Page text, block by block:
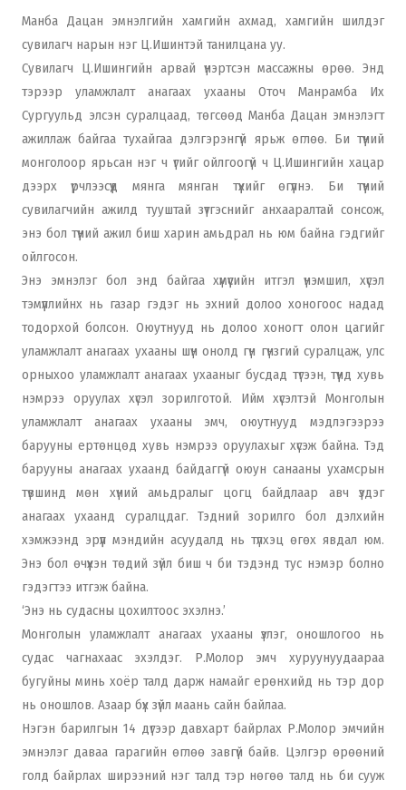
Манба Дацан эмнэлгийн хамгийн ахмад, хамгийн шилдэг
сувилагч нарын нэг Ц.Ишинтэй танилцана уу.
Сувилагч Ц.Ишингийн арвай үнэртсэн массажны өрөө. Энд
тэрээр уламжлалт анагаах ухааны Оточ Манрамба Их
Сургуульд элсэн суралцаад, төгсөөд Манба Дацан эмнэлэгт
ажиллаж байгаа тухайгаа дэлгэрэнгүй ярьж өглөө. Би түүний
монголоор ярьсан нэг ч үгийг ойлгоогүй ч Ц.Ишингийн хацар
дээрх үрчлээсүүд мянга мянган түүхийг өгүүлнэ. Би түүний
сувилагчийн ажилд тууштай зүтгэснийг анхааралтай сонсож,
энэ бол түүний ажил биш харин амьдрал нь юм байна гэдгийг
ойлгосон.
Энэ эмнэлэг бол энд байгаа хүмүүсийн итгэл үнэмшил, хүсэл
тэмүүллийнх нь газар гэдэг нь эхний долоо хоногоос надад
тодорхой болсон. Оюутнууд нь долоо хоногт олон цагийг
уламжлалт анагаах ухааны шүн онолд гүн гүнзгий суралцаж, улс
орныхоо уламжлалт анагаах ухааныг бусдад түгээн, түүнд хувь
нэмрээ оруулах хүсэл зорилготой. Ийм хүсэлтэй Монголын
уламжлалт анагаах ухааны эмч, оюутнууд мэдлэгээрээ
барууны ертөнцөд хувь нэмрээ оруулахыг хүсэж байна. Тэд
барууны анагаах ухаанд байдаггүй оюун санааны ухамсрын
түвшинд мөн хүний амьдралыг цогц байдлаар авч үздэг
анагаах ухаанд суралцдаг. Тэдний зорилго бол дэлхийн
хэмжээнд эрүүл мэндийн асуудалд нь түлхэц өгөх явдал юм.
Энэ бол өчүүхэн төдий зүйл биш ч би тэдэнд тус нэмэр болно
гэдэгтээ итгэж байна.
‘Энэ нь судасны цохилтоос эхэлнэ.’
Монголын уламжлалт анагаах ухааны үзлэг, оношлогоо нь
судас чагнахаас эхэлдэг. Р.Молор эмч хуруунуудаараа
бугуйны минь хоёр талд дарж намайг ерөнхийд нь тэр дор
нь оношлов. Азаар бүх зүйл маань сайн байлаа.
Нэгэн барилгын 14 дүгээр давхарт байрлах Р.Молор эмчийн
эмнэлэг даваа гарагийн өглөө завгүй байв. Цэлгэр өрөөний
голд байрлах ширээний нэг талд тэр нөгөө талд нь би сууж